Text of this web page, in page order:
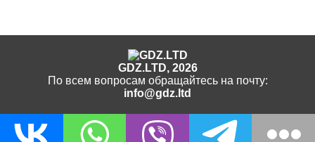
GDZ.LTD, 2026
По всем вопросам обращайтесь на почту:
info@gdz.ltd